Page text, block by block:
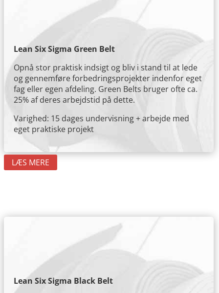
Lean Six Sigma Green Belt
Opnå stor praktisk indsigt og bliv i stand til at lede
og gennemføre forbedringsprojekter indenfor eget
fag eller egen afdeling. Green Belts bruger ofte ca.
25% af deres arbejdstid på dette.
Varighed: 15 dages undervisning + arbejde med
eget praktiske projekt
LÆS MERE
Lean Six Sigma Black Belt